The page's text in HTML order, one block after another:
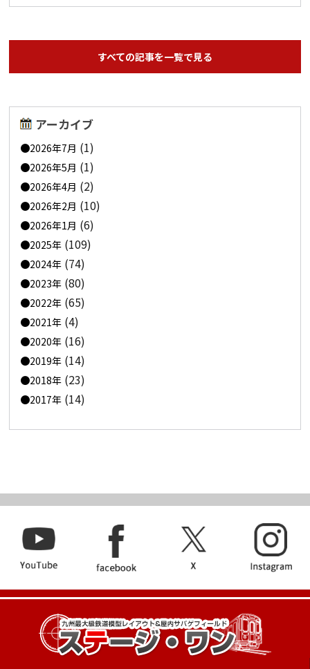
すべての記事を一覧で見る
アーカイブ
2026年7月 (1)
2026年5月 (1)
2026年4月 (2)
2026年2月 (10)
2026年1月 (6)
2025年 (109)
2024年 (74)
2023年 (80)
2022年 (65)
2021年 (4)
2020年 (16)
2019年 (14)
2018年 (23)
2017年 (14)